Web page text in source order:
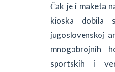
Čak je i maketa
kioska dobila
jugoslovenskoj
mnogobrojnih
sportskih i